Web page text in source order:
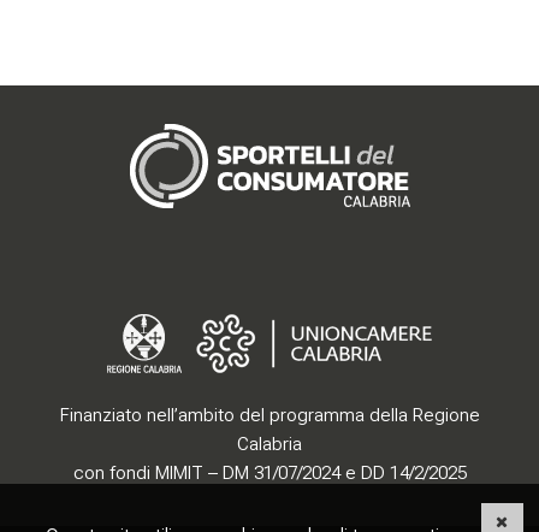
Finanziato nell’ambito del programma della Regione
Calabria
con fondi MIMIT – DM 31/07/2024 e DD 14/2/2025